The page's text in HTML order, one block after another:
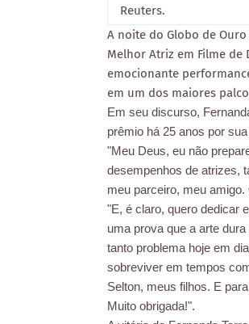
Reuters.
A noite do Globo de
Melhor Atriz em Filme
emocionante
em um dos maiores
Em seu discurso,
prêmio há 25 anos por
"Meu Deus, eu não
desempenhos de atrizes,
meu parceiro, meu
"E, é claro, quero dedicar
uma prova que a arte
tanto problema hoje em
sobreviver em tempos
Selton, meus filhos. E
Muito obrigada!".